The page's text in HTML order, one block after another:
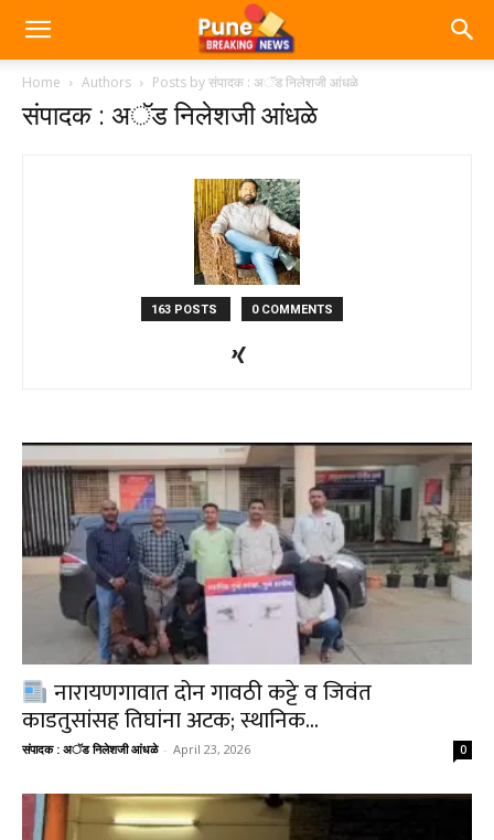
Home Authors Posts by संपादक : अॅड निलेशजी आंधळे
संपादक : अॅड निलेशजी आंधळे
163 POSTS 0 COMMENTS
नारायणगावात दोन गावठी कट्टे व जिवंत
काडतुसांसह तिघांना अटक; स्थानिक...
संपादक : अॅड निलेशजी आंधळे - April 23, 2026 0